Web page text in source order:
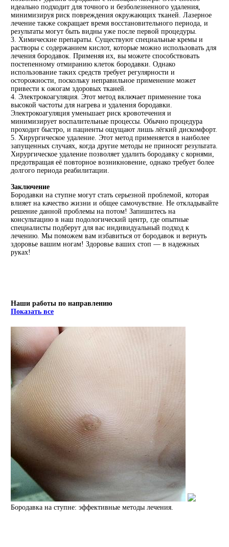
идеально подходит для точного и безболезненного удаления,
минимизируя риск повреждения окружающих тканей. Лазерное
лечение также сокращает время восстановительного периода, и
результаты могут быть видны уже после первой процедуры.
3. Химические препараты. Существуют специальные кремы и
растворы с содержанием кислот, которые можно использовать для
лечения бородавок. Применяя их, вы можете способствовать
постепенному отмиранию клеток бородавки. Однако
использование таких средств требует регулярности и
осторожности, поскольку неправильное применение может
привести к ожогам здоровых тканей.
4. Электрокоагуляция. Этот метод включает применение тока
высокой частоты для нагрева и удаления бородавки.
Электрокоагуляция уменьшает риск кровотечения и
минимизирует воспалительные процессы. Обычно процедура
проходит быстро, и пациенты ощущают лишь лёгкий дискомфорт.
5. Хирургическое удаление. Этот метод применяется в наиболее
запущенных случаях, когда другие методы не приносят результата.
Хирургическое удаление позволяет удалить бородавку с корнями,
предотвращая её повторное возникновение, однако требует более
долгого периода реабилитации.
Заключение
Бородавки на ступне могут стать серьезной проблемой, которая
влияет на качество жизни и общее самочувствие. Не откладывайте
решение данной проблемы на потом! Запишитесь на
консультацию в наш подологический центр, где опытные
специалисты подберут для вас индивидуальный подход к
лечению. Мы поможем вам избавиться от бородавок и вернуть
здоровье вашим ногам! Здоровье ваших стоп — в надежных
руках!
Наши работы по направлению
Показать все
Бородавка на ступне: эффективные методы лечения.